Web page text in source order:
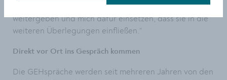
Stadt Krems und beim Land Niederösterreich
weitergeben und mich dafür einsetzen, dass sie in die
weiteren Überlegungen einfließen.“
Direkt vor Ort ins Gespräch kommen
Die GEHspräche werden seit mehreren Jahren von den